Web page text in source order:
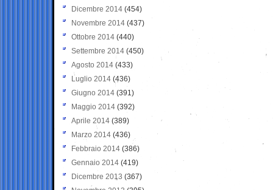
Dicembre 2014 (454)
Novembre 2014 (437)
Ottobre 2014 (440)
Settembre 2014 (450)
Agosto 2014 (433)
Luglio 2014 (436)
Giugno 2014 (391)
Maggio 2014 (392)
Aprile 2014 (389)
Marzo 2014 (436)
Febbraio 2014 (386)
Gennaio 2014 (419)
Dicembre 2013 (367)